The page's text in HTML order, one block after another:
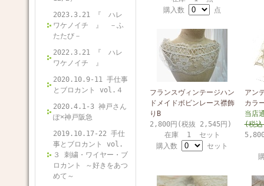
2023.3.21 『 ハレ
ワケノイチ 』 －ふ
たたび－
2022.3.21 『 ハレ
ワケノイチ 』
2020.10.9-11 手仕事
とブロカント vol.４
2020.4.1-3 神戸さん
ぽ×神戸阪急
2019.10.17-22 手仕
事とブロカント vol.
３ 刺繍・ワイヤー・ブ
ロカント ～好きをあつ
めて～
購入数
点
フランスヴィンテージハン
ドメイドボビンレース襟飾
りB
2,800円(税抜 2,545円)
在庫 1 セット
購入数
セット
アン
カラ
当店
(税